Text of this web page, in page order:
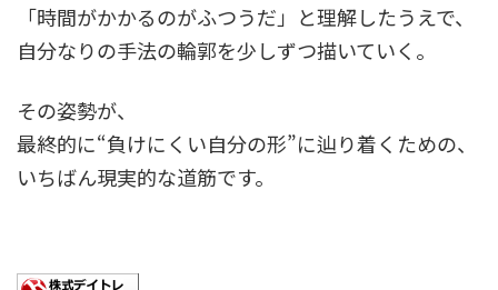
「時間がかかるのがふつうだ」と理解したうえで、
自分なりの手法の輪郭を少しずつ描いていく。
その姿勢が、
最終的に“負けにくい自分の形”に辿り着くための、
いちばん現実的な道筋です。